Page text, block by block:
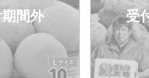
間外 受